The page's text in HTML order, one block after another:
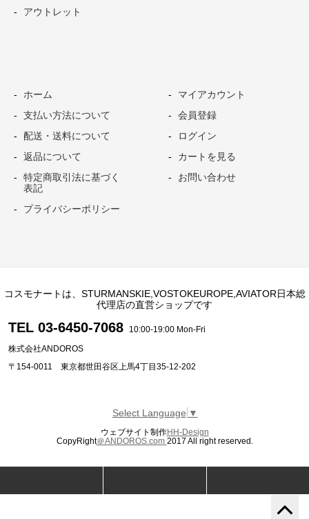
アウトレット
ホーム
支払い方法について
配送・送料について
返品について
特定商取引法に基づく
表記
プライバシーポリシー
マイアカウント
会員登録
ログイン
カートを見る
お問い合わせ
コスモナートは、STURMANSKIE,VOSTOKEUROPE,AVIATOR日本総
代理店の直営ショップです
TEL 03-6450-7068
10:00-19:00 Mon-Fri
株式会社ANDOROS
〒154-0011 東京都世田谷区上馬4丁目35-12-202
Select Language ▼
ウェブサイト制作HH-Design
CopyRight＠ANDOROS.com 2017 All right reserved.